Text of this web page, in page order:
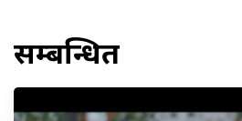
सम्बन्धित